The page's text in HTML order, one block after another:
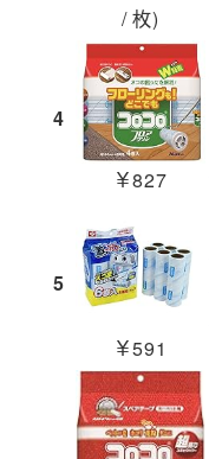
/ 枚)
4
￥827
5
￥591